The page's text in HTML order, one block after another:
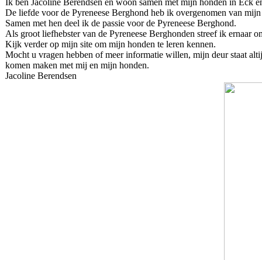
Ik ben Jacoline Berendsen en woon samen met mijn honden in Eck
De liefde voor de Pyreneese Berghond heb ik overgenomen van
Samen met hen deel ik de passie voor de Pyreneese Berghond.
Als groot liefhebster van de Pyreneese Berghonden streef ik ernaar
Kijk verder op mijn site om mijn honden te leren kennen.
Mocht u vragen hebben of meer informatie willen, mijn deur staat
komen maken met mij en mijn honden.
Jacoline Berendsen